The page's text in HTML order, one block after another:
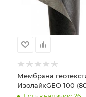
Мембрана
ИзолайкGEO 100